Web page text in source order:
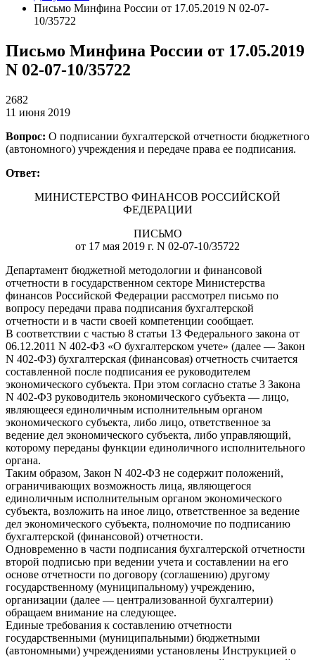
Письмо Минфина России от 17.05.2019 N 02-07-
10/35722
Письмо Минфина России от 17.05.2019
N 02-07-10/35722
2682
11 июня 2019
Вопрос: О подписании бухгалтерской отчетности бюджетного
(автономного) учреждения и передаче права ее подписания.
Ответ:
МИНИСТЕРСТВО ФИНАНСОВ РОССИЙСКОЙ
ФЕДЕРАЦИИ
ПИСЬМО
от 17 мая 2019 г. N 02-07-10/35722
Департамент бюджетной методологии и финансовой
отчетности в государственном секторе Министерства
финансов Российской Федерации рассмотрел письмо по
вопросу передачи права подписания бухгалтерской
отчетности и в части своей компетенции сообщает.
В соответствии с частью 8 статьи 13 Федерального закона от
06.12.2011 N 402-ФЗ «О бухгалтерском учете» (далее — Закон
N 402-ФЗ) бухгалтерская (финансовая) отчетность считается
составленной после подписания ее руководителем
экономического субъекта. При этом согласно статье 3 Закона
N 402-ФЗ руководитель экономического субъекта — лицо,
являющееся единоличным исполнительным органом
экономического субъекта, либо лицо, ответственное за
ведение дел экономического субъекта, либо управляющий,
которому переданы функции единоличного исполнительного
органа.
Таким образом, Закон N 402-ФЗ не содержит положений,
ограничивающих возможность лица, являющегося
единоличным исполнительным органом экономического
субъекта, возложить на иное лицо, ответственное за ведение
дел экономического субъекта, полномочие по подписанию
бухгалтерской (финансовой) отчетности.
Одновременно в части подписания бухгалтерской отчетности
второй подписью при ведении учета и составлении на его
основе отчетности по договору (соглашению) другому
государственному (муниципальному) учреждению,
организации (далее — централизованной бухгалтерии)
обращаем внимание на следующее.
Единые требования к составлению отчетности
государственными (муниципальными) бюджетными
(автономными) учреждениями установлены Инструкцией о